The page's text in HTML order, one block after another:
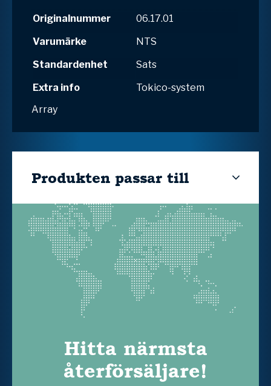
Originalnummer
06.17.01
Varumärke
NTS
Standardenhet
Sats
Extra info
Tokico-system
Array
Produkten passar till
Hitta närmsta
återförsäljare!